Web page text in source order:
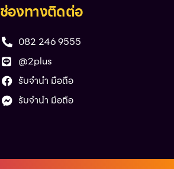
ช่องทางติดต่อ
082 246 9555
@2plus
รับจำนำ มือถือ
รับจำนำ มือถือ